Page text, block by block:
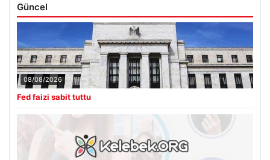
Güncel
08/08/2026
Fed faizi sabit tuttu